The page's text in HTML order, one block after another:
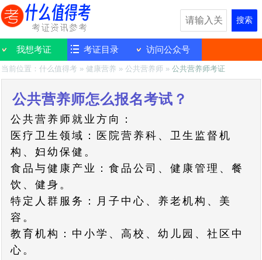
搜索
我想考证 考证目录 访问公众号
当前位置：什么值得考 »健康营养 »公共营养师 »公共营养师考证
公共营养师怎么报名考试？
公共营养师就业方向：
医疗卫生领域：医院营养科、卫生监督机
构、妇幼保健。
食品与健康产业：食品公司、健康管理、餐
饮、健身。
特定人群服务：月子中心、养老机构、美
容。
教育机构：中小学、高校、幼儿园、社区中
心。